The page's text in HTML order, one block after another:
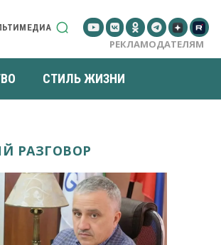
РЕКЛАМОДАТЕЛЯМ
СТИЛЬ ЖИЗНИ
РАЗГОВОР